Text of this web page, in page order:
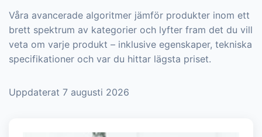
Våra avancerade algoritmer jämför produkter inom ett
brett spektrum av kategorier och lyfter fram det du vill
veta om varje produkt – inklusive egenskaper, tekniska
specifikationer och var du hittar lägsta priset.
Uppdaterat 7 augusti 2026